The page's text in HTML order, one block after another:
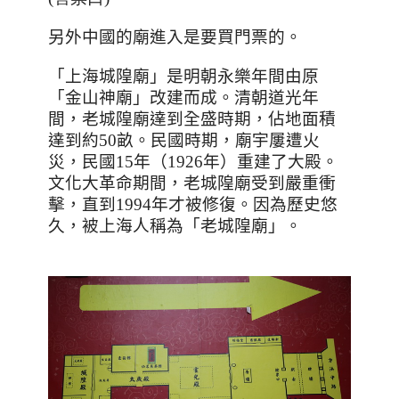
另外中國的廟進入是要買門票的。
「上海城隍廟」是明朝永樂年間由原
「金山神廟」改建而成。清朝道光年
間，老城隍廟達到全盛時期，佔地面積
達到約50畝。民國時期，廟宇屢遭火
災，民國15年（1926年）重建了大殿。
文化大革命期間，老城隍廟受到嚴重衝
擊，直到 1994年才被修復。因為歷史悠
久，被上海人稱為「老城隍廟」。